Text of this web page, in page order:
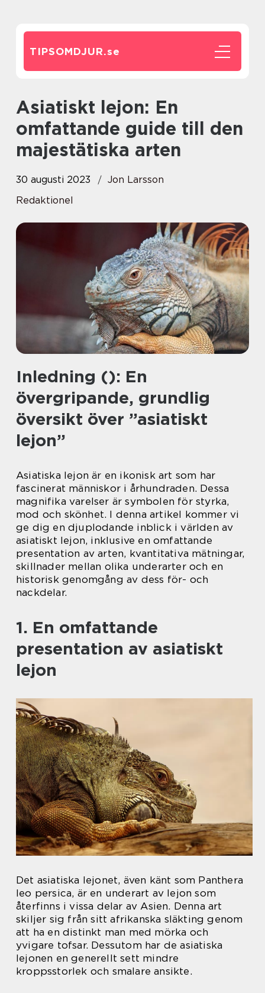
TIPSOMDJUR.se
Asiatiskt lejon: En
omfattande guide till den
majestätiska arten
30 augusti 2023
Jon Larsson
Redaktionel
Inledning (): En
övergripande, grundlig
översikt över ”asiatiskt
lejon”
Asiatiska lejon är en ikonisk art som har
fascinerat människor i århundraden. Dessa
magnifika varelser är symbolen för styrka,
mod och skönhet. I denna artikel kommer vi
ge dig en djuplodande inblick i världen av
asiatiskt lejon, inklusive en omfattande
presentation av arten, kvantitativa mätningar,
skillnader mellan olika underarter och en
historisk genomgång av dess för- och
nackdelar.
1. En omfattande
presentation av asiatiskt
lejon
Det asiatiska lejonet, även känt som Panthera
leo persica, är en underart av lejon som
återfinns i vissa delar av Asien. Denna art
skiljer sig från sitt afrikanska släkting genom
att ha en distinkt man med mörka och
yvigare tofsar. Dessutom har de asiatiska
lejonen en generellt sett mindre
kroppsstorlek och smalare ansikte.